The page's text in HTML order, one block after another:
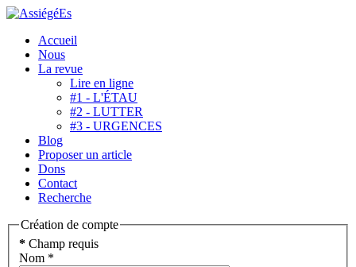
Accueil
Nous
La revue
Lire en ligne
#1 - L'ÉTAU
#2 - LUTTER
#3 - URGENCES
Blog
Proposer un article
Dons
Contact
Recherche
Création de compte
* Champ requis
Nom *